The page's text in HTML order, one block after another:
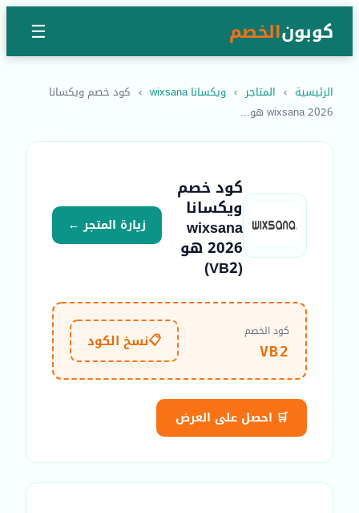
كوبونالخصم ☰
الرئيسية › المتاجر › ويكسانا wixsana › كود خصم ويكسانا
wixsana 2026 هو...
كود خصم
ويكسانا
wixsana
2026 هو
(VB2)
زيارة المتجر ←
كود الخصم
VB2
📋نسخ الكود
🛒 احصل على العرض